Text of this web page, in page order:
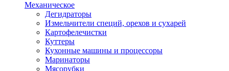
Механическое
Дегидраторы
Измельчители специй, орехов и сухарей
Картофелечистки
Куттеры
Кухонные машины и процессоры
Маринаторы
Мясорубки